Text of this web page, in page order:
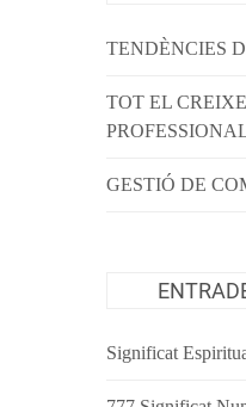
TENDÈNCIES
TOT EL
GESTIÓ DE
Significat